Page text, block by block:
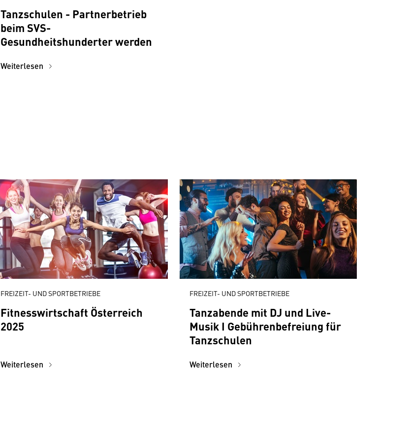
Tanzschulen - Partnerbetrieb
beim SVS-
Gesundheitshunderter werden
Weiterlesen
FREIZEIT- UND SPORTBETRIEBE
Fitnesswirtschaft Österreich
2025
Weiterlesen
FREIZEIT- UND SPORTBETRIEBE
Tanzabende mit DJ und Live-
Musik I Gebührenbefreiung für
Tanzschulen
Weiterlesen